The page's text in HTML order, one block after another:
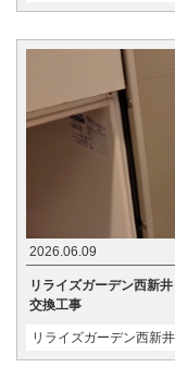
2026.06.09
リライズガーデン西新
交換工事
リライズガーデン西新井